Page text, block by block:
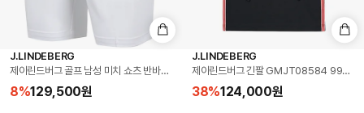
J.LINDEBERG
제이린드버그 골프 남성 미치 쇼츠 반바지 화이트 (GMPA15773-0000)
8%129,500원
J.LINDEBERG
제이린드버그 긴팔 GMJT08584 9999 리
38%124,000원